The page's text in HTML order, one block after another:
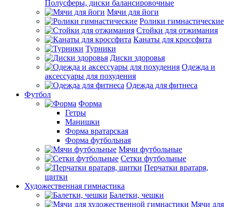
Полусферы, диски балансировочные
Мячи для йоги
Ролики гимнастические
Стойки для отжимания
Канаты для кроссфита
Турники
Диски здоровья
Одежда и
аксессуары для похудения
Одежда для фитнеса
Футбол
Форма
Гетры
Манишки
Форма вратарская
Форма футбольная
Мячи футбольные
Сетки футбольные
Перчатки вратаря,
щитки
Художественная гимнастика
Балетки, чешки
Мячи для